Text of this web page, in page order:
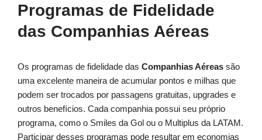
Programas de Fidelidade
das Companhias Aéreas
Os programas de fidelidade das Companhias Aéreas são
uma excelente maneira de acumular pontos e milhas que
podem ser trocados por passagens gratuitas, upgrades e
outros benefícios. Cada companhia possui seu próprio
programa, como o Smiles da Gol ou o Multiplus da LATAM.
Participar desses programas pode resultar em economias